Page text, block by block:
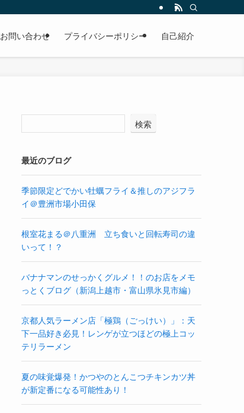
お問い合わせ プライバシーポリシー 自己紹介
検索
最近のブログ
季節限定どでかい牡蠣フライ＆推しのアジフラ
イ＠豊洲市場小田保
根室花まる＠八重洲 立ち食いと回転寿司の違
いって！？
バナナマンのせっかくグルメ！！のお店をメモ
っとくブログ（新潟上越市・富山県氷見市編）
京都人気ラーメン店「極鶏（ごっけい）」：天
下一品好き必見！レンゲが立つほどの極上コッ
テリラーメン
夏の味覚爆発！かつやのとんこつチキンカツ丼
が新定番になる可能性あり！